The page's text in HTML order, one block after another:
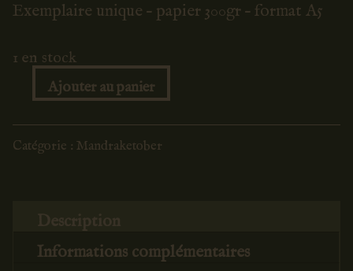
Exemplaire unique – papier 300gr – format A5
1 en stock
quantité
Hellebore
Ajouter au panier
Catégorie : Mandraketober
Informations complémentaires